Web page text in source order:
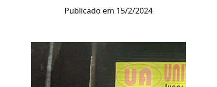
Publicado em 15/2/2024